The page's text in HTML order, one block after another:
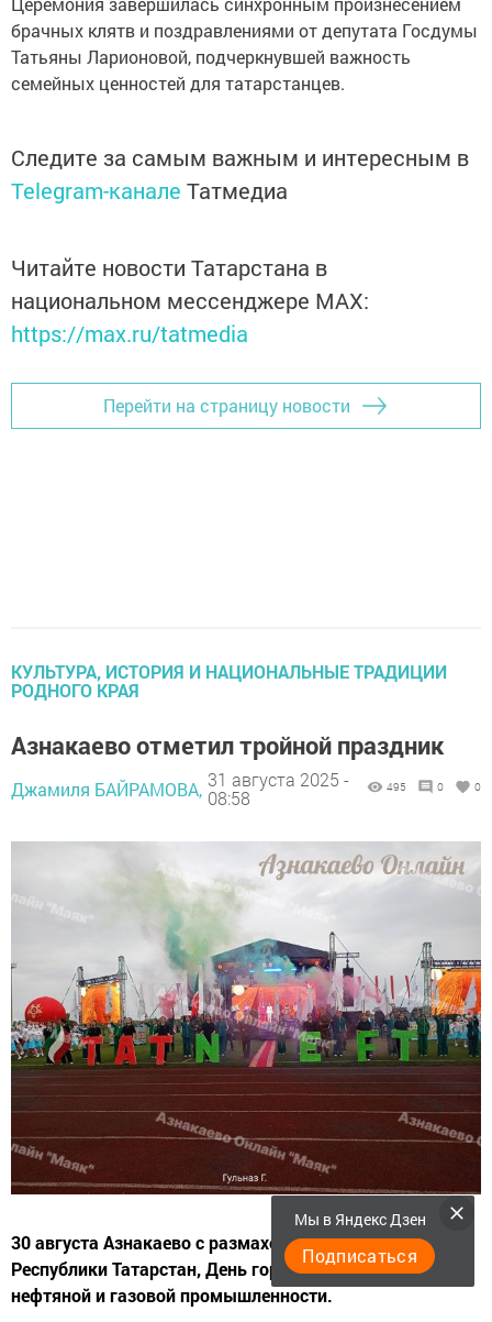
брачных клятв и поздравлениями от депутата Госдумы
Татьяны Ларионовой, подчеркнувшей важность
семейных ценностей для татарстанцев.
Следите за самым важным и интересным в
Telegram-канале Татмедиа
Читайте новости Татарстана в
национальном мессенджере MАХ:
https://max.ru/tatmedia
Перейти на страницу новости
КУЛЬТУРА, ИСТОРИЯ И НАЦИОНАЛЬНЫЕ ТРАДИЦИИ
РОДНОГО КРАЯ
Азнакаево отметил тройной праздник
Джамиля БАЙРАМОВА, 31 августа 2025 -
08:58
495 0 0
30 августа Азнакаево с размахом отметил День
Республики Татарстан, День города и День работников
нефтяной и газовой промышленности.
Мы в Яндекс Дзен
Подписаться